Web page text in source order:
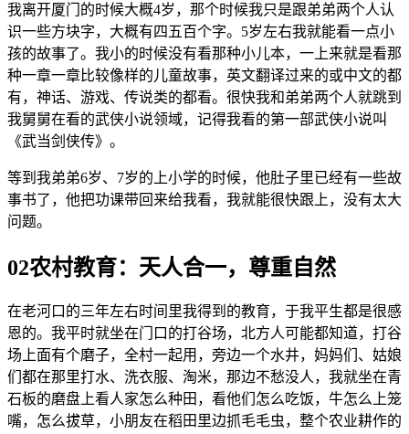
我离开厦门的时候大概4岁，那个时候我只是跟弟弟两个人认
识一些方块字，大概有四五百个字。5岁左右我就能看一点小
孩的故事了。我小的时候没有看那种小儿本，一上来就是看那
种一章一章比较像样的儿童故事，英文翻译过来的或中文的都
有，神话、游戏、传说类的都看。很快我和弟弟两个人就跳到
我舅舅在看的武侠小说领域，记得我看的第一部武侠小说叫
《武当剑侠传》。
等到我弟弟6岁、7岁的上小学的时候，他肚子里已经有一些故
事书了，他把功课带回来给我看，我就能很快跟上，没有太大
问题。
02农村教育：天人合一，尊重自然
在老河口的三年左右时间里我得到的教育，于我平生都是很感
恩的。我平时就坐在门口的打谷场，北方人可能都知道，打谷
场上面有个磨子，全村一起用，旁边一个水井，妈妈们、姑娘
们都在那里打水、洗衣服、淘米，那边不愁没人，我就坐在青
石板的磨盘上看人家怎么种田，看他们怎么吃饭，牛怎么上笼
嘴，怎么拔草，小朋友在稻田里边抓毛毛虫，整个农业耕作的